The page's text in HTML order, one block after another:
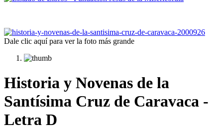
Dale clic aquí para ver la foto más grande
Historia y Novenas de la
Santísima Cruz de Caravaca -
Letra D